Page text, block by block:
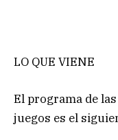
LO QUE VIENE
El programa de
juegos es el